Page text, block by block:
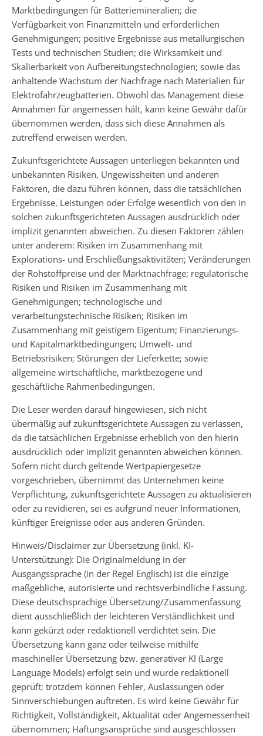
Marktbedingungen für Batteriemineralien; die
Verfügbarkeit von Finanzmitteln und erforderlichen
Genehmigungen; positive Ergebnisse aus metallurgischen
Tests und technischen Studien; die Wirksamkeit und
Skalierbarkeit von Aufbereitungstechnologien; sowie das
anhaltende Wachstum der Nachfrage nach Materialien für
Elektrofahrzeugbatterien. Obwohl das Management diese
Annahmen für angemessen hält, kann keine Gewähr dafür
übernommen werden, dass sich diese Annahmen als
zutreffend erweisen werden.
Zukunftsgerichtete Aussagen unterliegen bekannten und
unbekannten Risiken, Ungewissheiten und anderen
Faktoren, die dazu führen können, dass die tatsächlichen
Ergebnisse, Leistungen oder Erfolge wesentlich von den in
solchen zukunftsgerichteten Aussagen ausdrücklich oder
implizit genannten abweichen. Zu diesen Faktoren zählen
unter anderem: Risiken im Zusammenhang mit
Explorations- und Erschließungsaktivitäten; Veränderungen
der Rohstoffpreise und der Marktnachfrage; regulatorische
Risiken und Risiken im Zusammenhang mit
Genehmigungen; technologische und
verarbeitungstechnische Risiken; Risiken im
Zusammenhang mit geistigem Eigentum; Finanzierungs-
und Kapitalmarktbedingungen; Umwelt- und
Betriebsrisiken; Störungen der Lieferkette; sowie
allgemeine wirtschaftliche, marktbezogene und
geschäftliche Rahmenbedingungen.
Die Leser werden darauf hingewiesen, sich nicht
übermäßig auf zukunftsgerichtete Aussagen zu verlassen,
da die tatsächlichen Ergebnisse erheblich von den hierin
ausdrücklich oder implizit genannten abweichen können.
Sofern nicht durch geltende Wertpapiergesetze
vorgeschrieben, übernimmt das Unternehmen keine
Verpflichtung, zukunftsgerichtete Aussagen zu aktualisieren
oder zu revidieren, sei es aufgrund neuer Informationen,
künftiger Ereignisse oder aus anderen Gründen.
Hinweis/Disclaimer zur Übersetzung (inkl. KI-
Unterstützung): Die Originalmeldung in der
Ausgangssprache (in der Regel Englisch) ist die einzige
maßgebliche, autorisierte und rechtsverbindliche Fassung.
Diese deutschsprachige Übersetzung/Zusammenfassung
dient ausschließlich der leichteren Verständlichkeit und
kann gekürzt oder redaktionell verdichtet sein. Die
Übersetzung kann ganz oder teilweise mithilfe
maschineller Übersetzung bzw. generativer KI (Large
Language Models) erfolgt sein und wurde redaktionell
geprüft; trotzdem können Fehler, Auslassungen oder
Sinnverschiebungen auftreten. Es wird keine Gewähr für
Richtigkeit, Vollständigkeit, Aktualität oder Angemessenheit
übernommen; Haftungsansprüche sind ausgeschlossen